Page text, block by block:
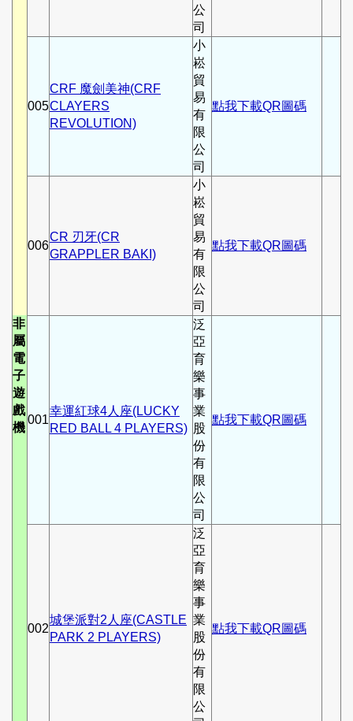
公
司
005
CRF 魔劍美神(CRF
CLAYERS
REVOLUTION)
小
崧
貿
易
有
限
公
司
點我下載QR圖碼
006
CR 刃牙(CR
GRAPPLER BAKI)
小
崧
貿
易
有
限
公
司
點我下載QR圖碼
非
屬
電
子
遊
戲
機
001
幸運紅球4人座(LUCKY
RED BALL 4 PLAYERS)
泛
亞
育
樂
事
業
股
份
有
限
公
司
點我下載QR圖碼
002
城堡派對2人座(CASTLE
PARK 2 PLAYERS)
泛
亞
育
樂
事
業
股
份
有
限
公
點我下載QR圖碼